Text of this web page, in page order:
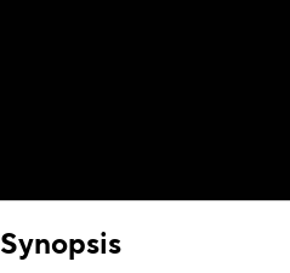
Synopsis